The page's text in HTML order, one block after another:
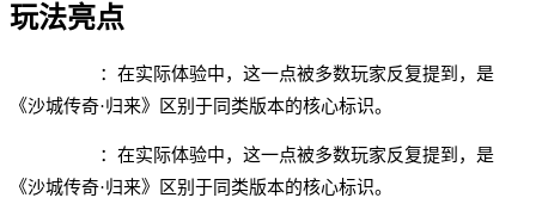
玩法亮点
：在实际体验中，这一点被多数玩家反复提到，是
《沙城传奇·归来》区别于同类版本的核心标识。
：在实际体验中，这一点被多数玩家反复提到，是
《沙城传奇·归来》区别于同类版本的核心标识。